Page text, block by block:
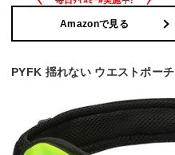
Amazonで見る
PYFK 揺れない ウエストポーチ